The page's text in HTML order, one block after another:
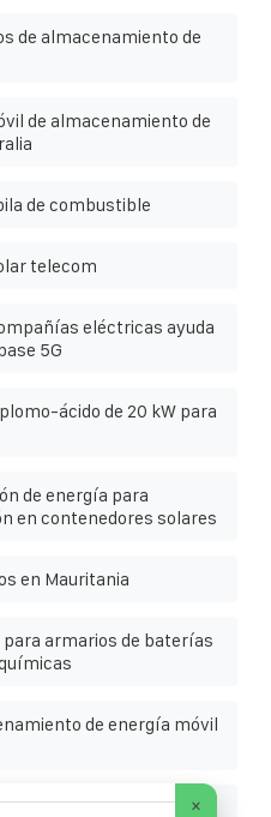
de almacenamiento de
de almacenamiento de
de combustible
telecom
eléctricas ayuda
5G
ácido de 20 kW para
de energía para
en contenedores solares
en Mauritania
armarios de baterías
de energía móvil
×